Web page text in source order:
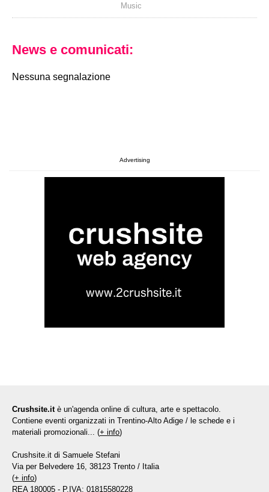
Music
News e comunicati:
Nessuna segnalazione
Advertising
Crushsite.it è un'agenda online di cultura, arte e spettacolo.
Contiene eventi organizzati in Trentino-Alto Adige / le schede e i
materiali promozionali... (+ info)
Crushsite.it di Samuele Stefani
Via per Belvedere 16, 38123 Trento / Italia
(+ info)
REA 180005 - P.IVA: 01815580228